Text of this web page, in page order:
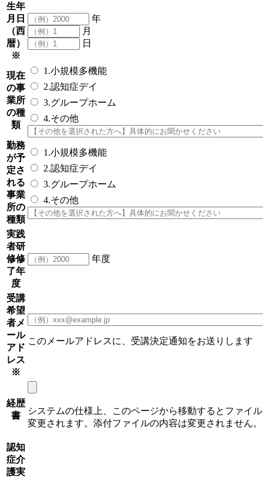
生年
月日
（西
暦）
※
年
月
日
現在
の事
業所
の種
類
1.小規模多機能
2.認知症デイ
3.グループホーム
4.その他
勤務
が予
定さ
れる
事業
所の
種類
1.小規模多機能
2.認知症デイ
3.グループホーム
4.その他
実践
者研
修修
了年
度
年度
受講
希望
者メ
ール
アド
レス
※
このメールアドレスに、受講決定通知をお送りします
経歴
書
システムの仕様上、このページから移動するとファイ
変更されます。添付ファイルの内容は変更されません。
認知
症介
護実